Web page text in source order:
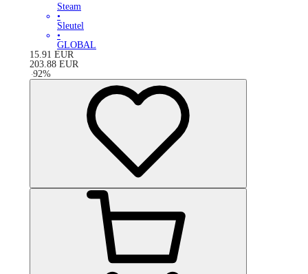
Steam
•
Sleutel
•
GLOBAL
15.91 EUR
203.88 EUR
-92%